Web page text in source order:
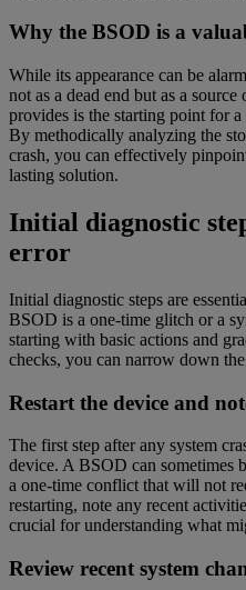
Why the BSOD is a
While its appearance can be
not as a dead end but as a
provides is the starting point for
By methodically analyzing the
crash, you can effectively
lasting solution.
Initial diagnostic
error
Initial diagnostic steps are
BSOD is a one-time glitch or a
starting with basic actions and
checks, you can narrow down
Restart the device and
The first step after any system
device. A BSOD can sometimes
a one-time conflict that will not
restarting, note any recent
crucial for understanding what
Review recent system